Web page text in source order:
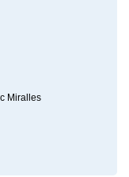
Miralles